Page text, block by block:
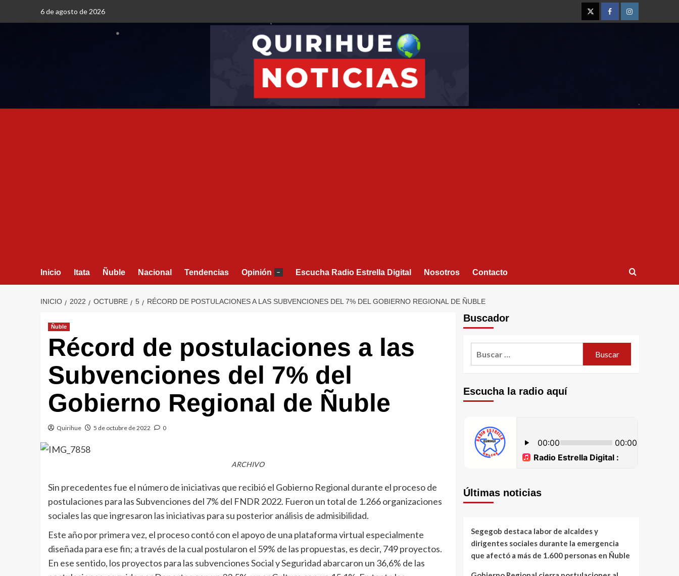
6 de agosto de 2026
Inicio Itata Ñuble Nacional Tendencias Opinión – Escucha Radio Estrella Digital Nosotros Contacto
INICIO 2022 OCTUBRE 5 RÉCORD DE POSTULACIONES A LAS SUBVENCIONES DEL 7% DEL GOBIERNO REGIONAL DE ÑUBLE
Ñuble
Récord de postulaciones a las
Subvenciones del 7% del
Gobierno Regional de Ñuble
Quirihue 5 de octubre de 2022 0
ARCHIVO
Sin precedentes fue el número de iniciativas que recibió el Gobierno Regional durante el proceso de
postulaciones para las Subvenciones del 7% del FNDR 2022. Fueron un total de 1.266 organizaciones
sociales las que ingresaron las iniciativas para su posterior análisis de admisibilidad.
Este año por primera vez, el proceso contó con el apoyo de una plataforma virtual especialmente
diseñada para ese fin; a través de la cual postularon el 59% de las propuestas, es decir, 749 proyectos.
En ese sentido, los proyectos para las subvenciones Social y Seguridad abarcaron un 36,6% de las
Buscador
Escucha la radio aquí
Últimas noticias
Segegob destaca labor de alcaldes y
dirigentes sociales durante la emergencia
que afectó a más de 1.600 personas en Ñuble